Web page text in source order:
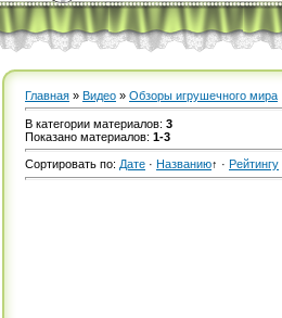
Главная » Видео » Обзоры игрушечного мира
В категории материалов: 3
Показано материалов: 1-3
Сортировать по: Дате · Названию↑ · Рейтингу